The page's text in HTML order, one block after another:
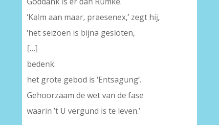
‘Kalm aan maar, praesenex,’ zegt hij,
‘het seizoen is bijna gesloten,
[…]
bedenk:
het grote gebod is ‘Entsagung’.
Gehoorzaam de wet van de fase
waarin ’t U vergund is te leven.’